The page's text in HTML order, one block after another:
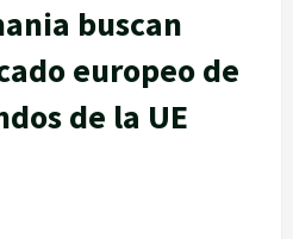
buscan
europeo de
de la UE